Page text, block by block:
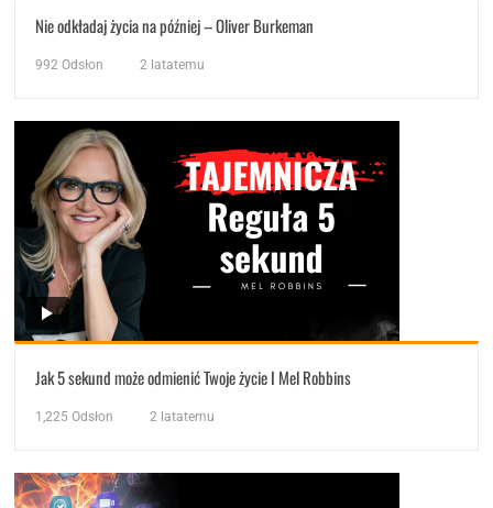
Nie odkładaj życia na później – Oliver Burkeman
992 Odsłon 2 latatemu
Jak 5 sekund może odmienić Twoje życie I Mel Robbins
1,225 Odsłon 2 latatemu